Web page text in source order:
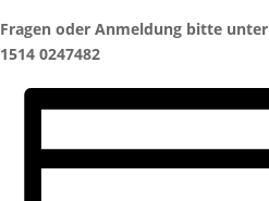
Fragen oder Anmeldung bitte unter
1514 0247482